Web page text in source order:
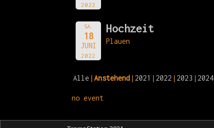
2022
SA.
18
JUNI
2022
Hochzeit
Plauen
Alle Anstehend 2021 2022 2023 2024
no event